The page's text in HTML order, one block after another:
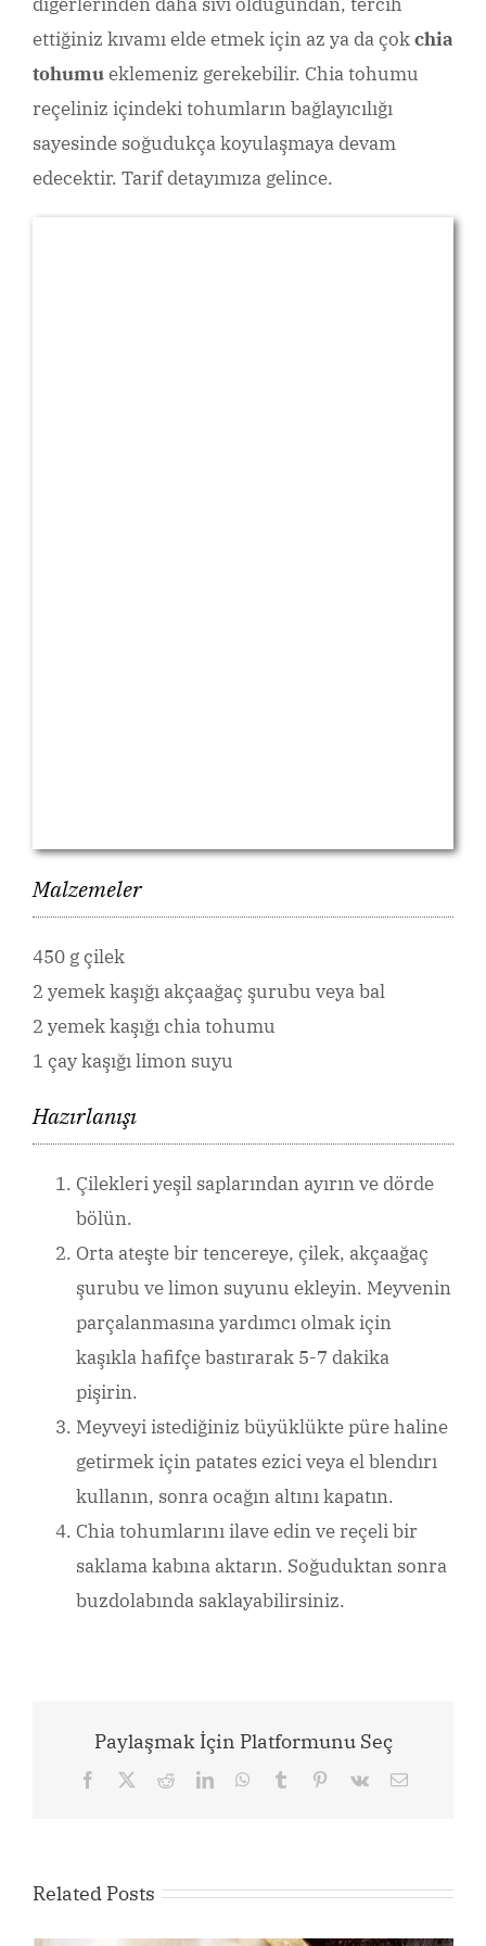
diğerlerinden daha sıvı olduğundan, tercih
ettiğiniz kıvamı elde etmek için az ya da çokchia
tohumueklemeniz gerekebilir. Chia tohumu
reçeliniz içindeki tohumların bağlayıcılığı
sayesinde soğudukça koyulaşmaya devam
edecektir. Tarif detayımıza gelince.
Malzemeler
450 g çilek
2 yemek kaşığı akçaağaç şurubu veya bal
2 yemek kaşığı chia tohumu
1 çay kaşığı limon suyu
Hazırlanışı
Çilekleri yeşil saplarından ayırın ve dörde
bölün.
Orta ateşte bir tencereye, çilek, akçaağaç
şurubu ve limon suyunu ekleyin. Meyvenin
parçalanmasına yardımcı olmak için
kaşıkla hafifçe bastırarak 5-7 dakika
pişirin.
Meyveyi istediğiniz büyüklükte püre haline
getirmek için patates ezici veya el blendırı
kullanın, sonra ocağın altını kapatın.
Chia tohumlarını ilave edin ve reçeli bir
saklama kabına aktarın. Soğuduktan sonra
buzdolabında saklayabilirsiniz.
Paylaşmak İçin Platformunu Seç
Facebook RedditLinkedInWhatsApp
Tumblr Pinterest
Vk Email
Related Posts